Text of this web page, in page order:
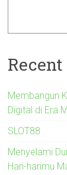
Recent
Membangun
Digital di Era
SLOT88
Menyelami
Hari-harimu